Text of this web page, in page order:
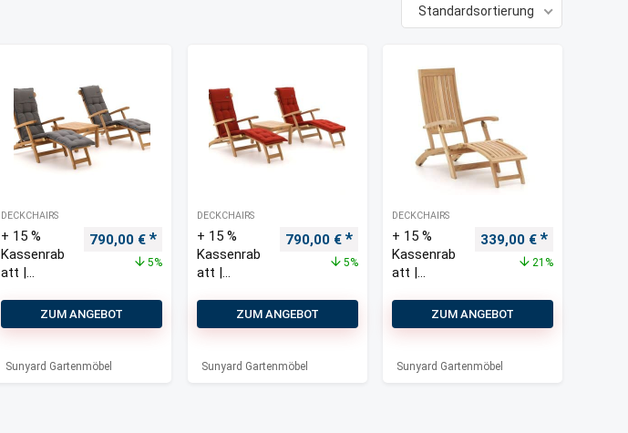
Standardsortierung
DECKCHAIRS
+ 15 %
Kassenrab
att |
Country/W
ales 60 cm
Set 3-teilig
Ursprünglicher Preis war: 830,00 €
790,00 € Aktueller Preis ist: 790,00 €.
5%
ZUM ANGEBOT
Sunyard Gartenmöbel
DECKCHAIRS
+ 15 %
Kassenrab
att |
Country/W
ales 60 cm
Set 3-teilig
Ursprünglicher Preis war: 830,00 €
790,00 € Aktueller Preis ist: 790,00 €.
5%
ZUM ANGEBOT
Sunyard Gartenmöbel
DECKCHAIRS
+ 15 %
Kassenrab
att |
Liverpool
Deckchair
Ursprünglicher Preis
339,00 € Aktueller
21%
ZUM ANGEBOT
Sunyard Gartenmöbel